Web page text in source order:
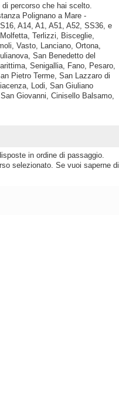
percorso che hai scelto.
Polignano a Mare -
A14, A1, A51, A52, SS36, e
Terlizzi, Bisceglie,
Vasto, Lanciano, Ortona,
San Benedetto del
Senigallia, Fano, Pesaro,
Pietro Terme, San Lazzaro di
Lodi, San Giuliano
Giovanni, Cinisello Balsamo,
in ordine di passaggio.
selezionato. Se vuoi saperne di